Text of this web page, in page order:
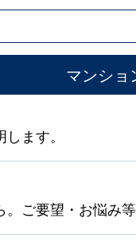
マンショ
ます。
ご要望・お悩み等